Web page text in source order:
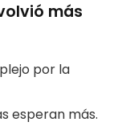
más
por la
esperan más.